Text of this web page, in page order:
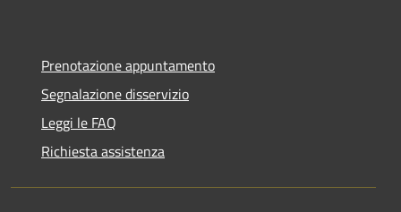
Prenotazione appuntamento
Segnalazione disservizio
Leggi le FAQ
Richiesta assistenza